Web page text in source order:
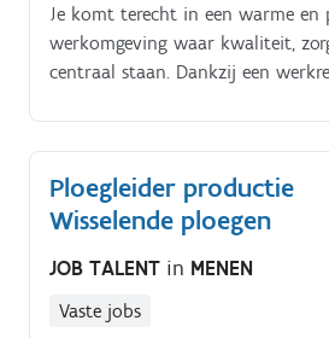
Je komt terecht in een warme en
werkomgeving waar kwaliteit,
centraal staan. Dankzij een
een mooie balans tussen werk en
Functieomschrijving.
Ploegleider productie
Wisselende ploegen
JOB TALENT in MENEN
Vaste jobs